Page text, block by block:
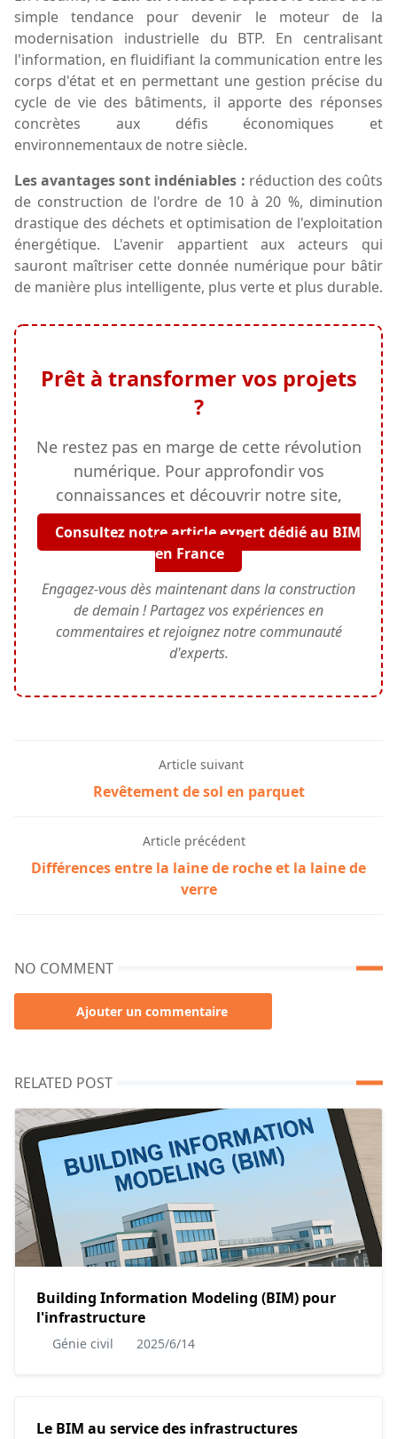
simple tendance pour devenir le moteur de la
modernisation industrielle du BTP. En centralisant
l'information, en fluidifiant la communication entre les
corps d'état et en permettant une gestion précise du
cycle de vie des bâtiments, il apporte des réponses
concrètes aux défis économiques et
environnementaux de notre siècle.
Les avantages sont indéniables : réduction des coûts
de construction de l'ordre de 10 à 20 %, diminution
drastique des déchets et optimisation de l'exploitation
énergétique. L'avenir appartient aux acteurs qui
sauront maîtriser cette donnée numérique pour bâtir
de manière plus intelligente, plus verte et plus durable.
Prêt à transformer vos projets
?
Ne restez pas en marge de cette révolution
numérique. Pour approfondir vos
connaissances et découvrir notre site,
Consultez notre article expert dédié au BIM
en France
Engagez-vous dès maintenant dans la construction
de demain ! Partagez vos expériences en
commentaires et rejoignez notre communauté
d'experts.
Article suivant
Revêtement de sol en parquet
Article précédent
Différences entre la laine de roche et la laine de
verre
NO COMMENT
Ajouter un commentaire
RELATED POST
Building Information Modeling (BIM) pour
l'infrastructure
Génie civil 2025/6/14
Le BIM au service des infrastructures